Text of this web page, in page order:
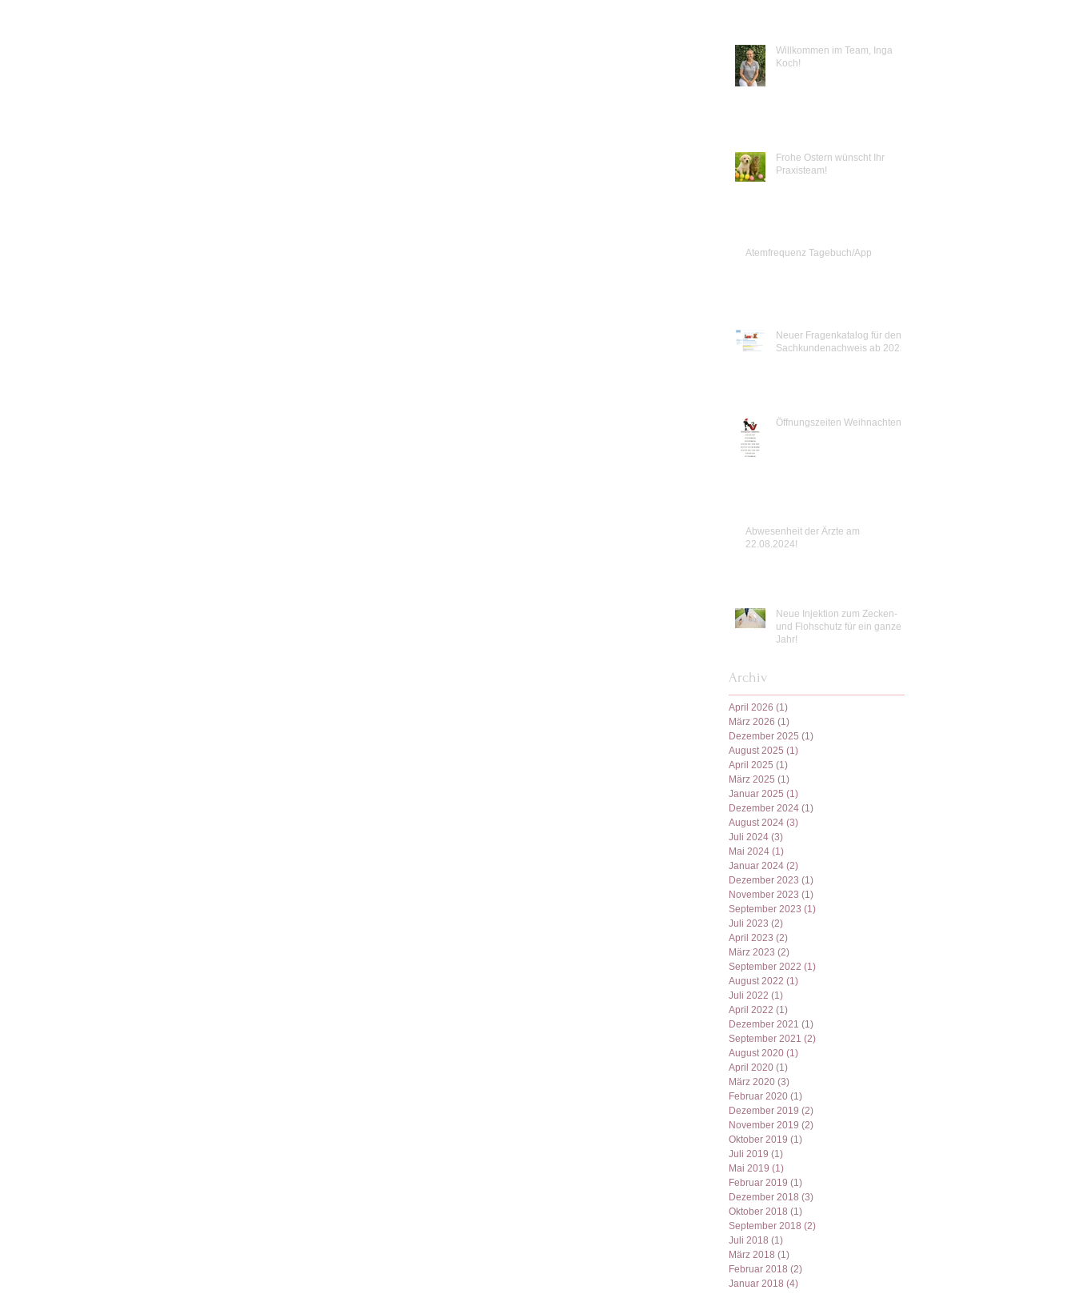
Willkommen im Team, Inga
Koch!
Frohe Ostern wünscht Ihr
Praxisteam!
Atemfrequenz Tagebuch/App
Neuer Fragenkatalog für den
Sachkundenachweis ab 2025
Öffnungszeiten Weihnachten
Abwesenheit der Ärzte am
22.08.2024!
Neue Injektion zum Zecken-
und Flohschutz für ein ganzes
Jahr!
Archiv
April 2026 (1)
März 2026 (1)
Dezember 2025 (1)
August 2025 (1)
April 2025 (1)
März 2025 (1)
Januar 2025 (1)
Dezember 2024 (1)
August 2024 (3)
Juli 2024 (3)
Mai 2024 (1)
Januar 2024 (2)
Dezember 2023 (1)
November 2023 (1)
September 2023 (1)
Juli 2023 (2)
April 2023 (2)
März 2023 (2)
September 2022 (1)
August 2022 (1)
Juli 2022 (1)
April 2022 (1)
Dezember 2021 (1)
September 2021 (2)
August 2020 (1)
April 2020 (1)
März 2020 (3)
Februar 2020 (1)
Dezember 2019 (2)
November 2019 (2)
Oktober 2019 (1)
Juli 2019 (1)
Mai 2019 (1)
Februar 2019 (1)
Dezember 2018 (3)
Oktober 2018 (1)
September 2018 (2)
Juli 2018 (1)
März 2018 (1)
Februar 2018 (2)
Januar 2018 (4)